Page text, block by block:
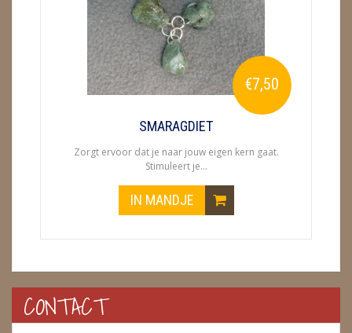
GEODE 'S / STANDAARDS
HANGERS
LAMPEN
MASSAGE
€7,50
SMARAGDIET
Zorgt ervoor dat je naar jouw eigen kern gaat.
Stimuleert je...
IN MANDJE
CONTACT